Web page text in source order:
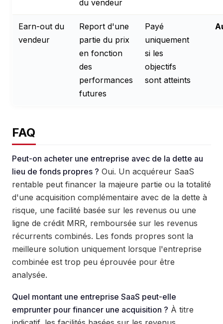
du vendeur
Earn-out du
vendeur
Report d'une
partie du prix
en fonction
des
performances
futures
Payé
uniquement
si les
objectifs
sont atteints
FAQ
Peut-on acheter une entreprise avec de la dette au
lieu de fonds propres ? Oui. Un acquéreur SaaS
rentable peut financer la majeure partie ou la totalité
d'une acquisition complémentaire avec de la dette à
risque, une facilité basée sur les revenus ou une
ligne de crédit MRR, remboursée sur les revenus
récurrents combinés. Les fonds propres sont la
meilleure solution uniquement lorsque l'entreprise
combinée est trop peu éprouvée pour être
analysée.
Quel montant une entreprise SaaS peut-elle
emprunter pour financer une acquisition ? À titre